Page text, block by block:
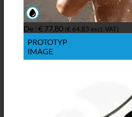
De : € 77,80 (€ 64,83 excl. VAT)
PROTOTYP
IMAGE